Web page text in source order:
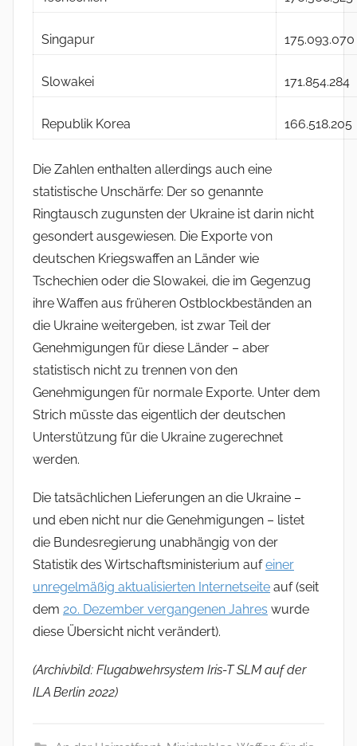
Singapur 175.093.070
Slowakei 171.854.284
Republik Korea 166.518.205
Die Zahlen enthalten allerdings auch eine
statistische Unschärfe: Der so genannte
Ringtausch zugunsten der Ukraine ist darin nicht
gesondert ausgewiesen. Die Exporte von
deutschen Kriegswaffen an Länder wie
Tschechien oder die Slowakei, die im Gegenzug
ihre Waffen aus früheren Ostblockbeständen an
die Ukraine weitergeben, ist zwar Teil der
Genehmigungen für diese Länder – aber
statistisch nicht zu trennen von den
Genehmigungen für normale Exporte. Unter dem
Strich müsste das eigentlich der deutschen
Unterstützung für die Ukraine zugerechnet
werden.
Die tatsächlichen Lieferungen an die Ukraine –
und eben nicht nur die Genehmigungen – listet
die Bundesregierung unabhängig von der
Statistik des Wirtschaftsministerium aufeiner
unregelmäßig aktualisierten Internetseite auf (seit
dem 20. Dezember vergangenen Jahres wurde
diese Übersicht nicht verändert).
(Archivbild: Flugabwehrsystem Iris-T SLM auf der
ILA Berlin 2022)